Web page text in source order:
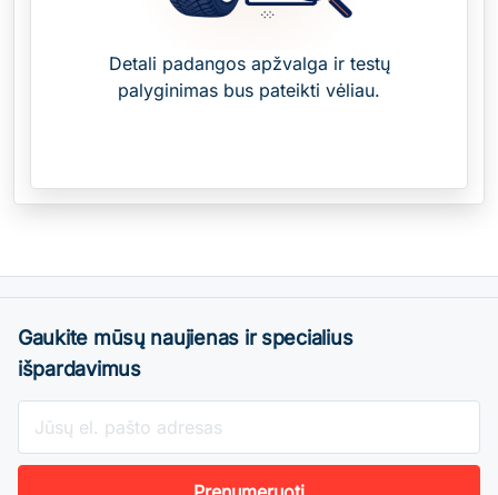
Detali padangos apžvalga ir testų
palyginimas bus pateikti vėliau.
Gaukite mūsų naujienas ir specialius
išpardavimus